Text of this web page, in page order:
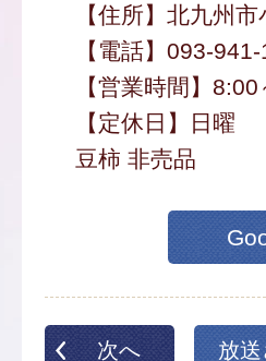
【住所】北九州
【電話】093-
【営業時間】
【定休日】日曜
豆柿 非売品
次へ
放